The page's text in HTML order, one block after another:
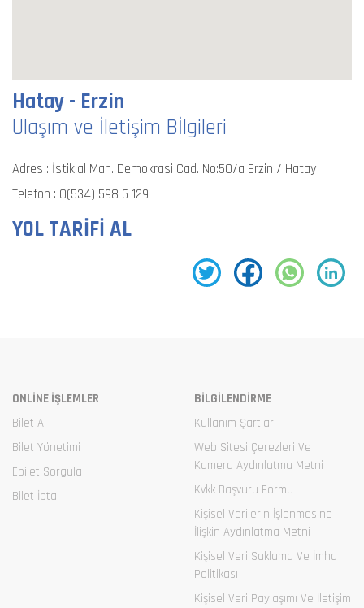
Hatay - Erzin
Ulaşım ve İletişim Bİlgileri
Adres : İstiklal Mah. Demokrasi Cad. No:50/a Erzin / Hatay
Telefon : 0(534) 598 6 129
YOL TARİFİ AL
ONLİNE İŞLEMLER
Bilet Al
Bilet Yönetimi
Ebilet Sorgula
Bilet İptal
BİLGİLENDİRME
Kullanım Şartları
Web Sitesi Çerezleri Ve
Kamera Aydınlatma Metni
Kvkk Başvuru Formu
Kişisel Verilerin İşlenmesine
İlişkin Aydınlatma Metni
Kişisel Veri Saklama Ve İmha
Politikası
Kişisel Veri Paylaşımı Ve İletişim